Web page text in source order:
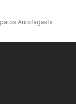
Antofagasta